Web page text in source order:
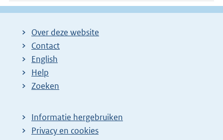
k
Over deze website
Contact
English
Help
Zoeken
Informatie hergebruiken
Privacy en cookies